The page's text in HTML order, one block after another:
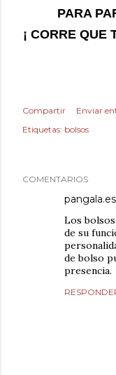
PARA
¡ CORRE QUE
Compartir
Enviar
Etiquetas: bolsos
COMENTARIOS
pangala.es
Los
de su
de bolso
presencia.